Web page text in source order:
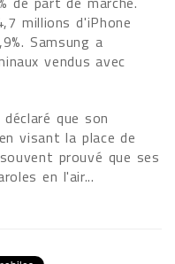
millions d'iPhone
Samsung a
vendus avec
que son
visant la place de
prouvé que ses
en l'air...